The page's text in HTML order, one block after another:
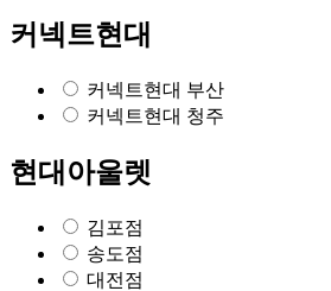
커넥트현대
커넥트현대 부산
커넥트현대 청주
현대아울렛
김포점
송도점
대전점